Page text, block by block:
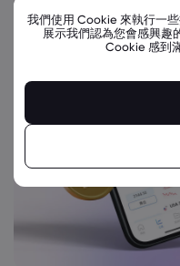
我們使用 Cookie 來執行一
展示我們認為您會感興趣
Cookie 感到